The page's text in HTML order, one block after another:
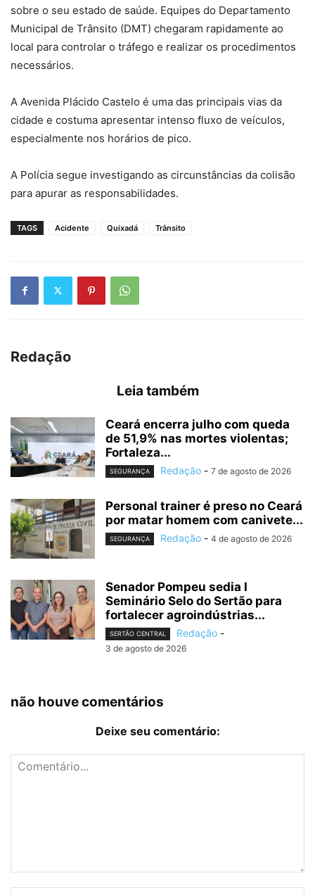
sobre o seu estado de saúde. Equipes do Departamento
Municipal de Trânsito (DMT) chegaram rapidamente ao
local para controlar o tráfego e realizar os procedimentos
necessários.
A Avenida Plácido Castelo é uma das principais vias da
cidade e costuma apresentar intenso fluxo de veículos,
especialmente nos horários de pico.
A Polícia segue investigando as circunstâncias da colisão
para apurar as responsabilidades.
TAGS Acidente Quixadá Trânsito
Redação
Leia também
Ceará encerra julho com queda
de 51,9% nas mortes violentas;
Fortaleza...
SEGURANÇA Redação - 7 de agosto de 2026
Personal trainer é preso no Ceará
por matar homem com canivete...
SEGURANÇA Redação - 4 de agosto de 2026
Senador Pompeu sedia I
Seminário Selo do Sertão para
fortalecer agroindústrias...
SERTÃO CENTRAL Redação -
3 de agosto de 2026
não houve comentários
Deixe seu comentário: